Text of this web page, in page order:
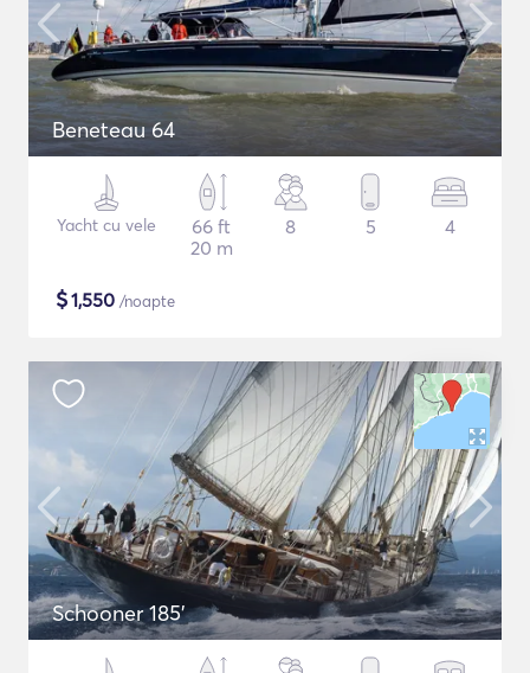
Beneteau 64
Yacht cu vele
66 ft
20 m
8 5 4
$1,550 /noapte
Schooner 185'